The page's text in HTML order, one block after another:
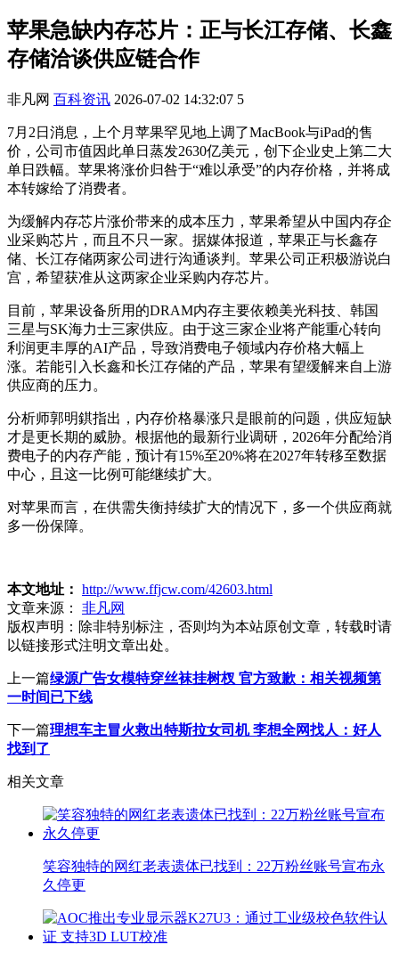
苹果急缺内存芯片：正与长江存储、长鑫
存储洽谈供应链合作
非凡网 百科资讯 2026-07-02 14:32:07 5
7月2日消息，上个月苹果罕见地上调了MacBook与iPad的售
价，公司市值因此单日蒸发2630亿美元，创下企业史上第二大
单日跌幅。苹果将涨价归咎于“难以承受”的内存价格，并将成
本转嫁给了消费者。
为缓解内存芯片涨价带来的成本压力，苹果希望从中国内存企
业采购芯片，而且不只一家。据媒体报道，苹果正与长鑫存
储、长江存储两家公司进行沟通谈判。苹果公司正积极游说白
宫，希望获准从这两家企业采购内存芯片。
目前，苹果设备所用的DRAM内存主要依赖美光科技、韩国
三星与SK海力士三家供应。由于这三家企业将产能重心转向
利润更丰厚的AI产品，导致消费电子领域内存价格大幅上
涨。若能引入长鑫和长江存储的产品，苹果有望缓解来自上游
供应商的压力。
分析师郭明錤指出，内存价格暴涨只是眼前的问题，供应短缺
才是更长期的威胁。根据他的最新行业调研，2026年分配给消
费电子的内存产能，预计有15%至20%将在2027年转移至数据
中心，且这一比例可能继续扩大。
对苹果而言，在供需失衡持续扩大的情况下，多一个供应商就
多一份保障。
本文地址： http://www.ffjcw.com/42603.html
文章来源：
非凡网
版权声明： 除非特别标注，否则均为本站原创文章，转载时请
以链接形式注明文章出处。
上一篇绿源广告女模特穿丝袜挂树杈 官方致歉：相关视频第
一时间已下线
下一篇理想车主冒火救出特斯拉女司机 李想全网找人：好人
找到了
相关文章
笑容独特的网红老表遗体已找到：22万粉丝账号宣布永
久停更